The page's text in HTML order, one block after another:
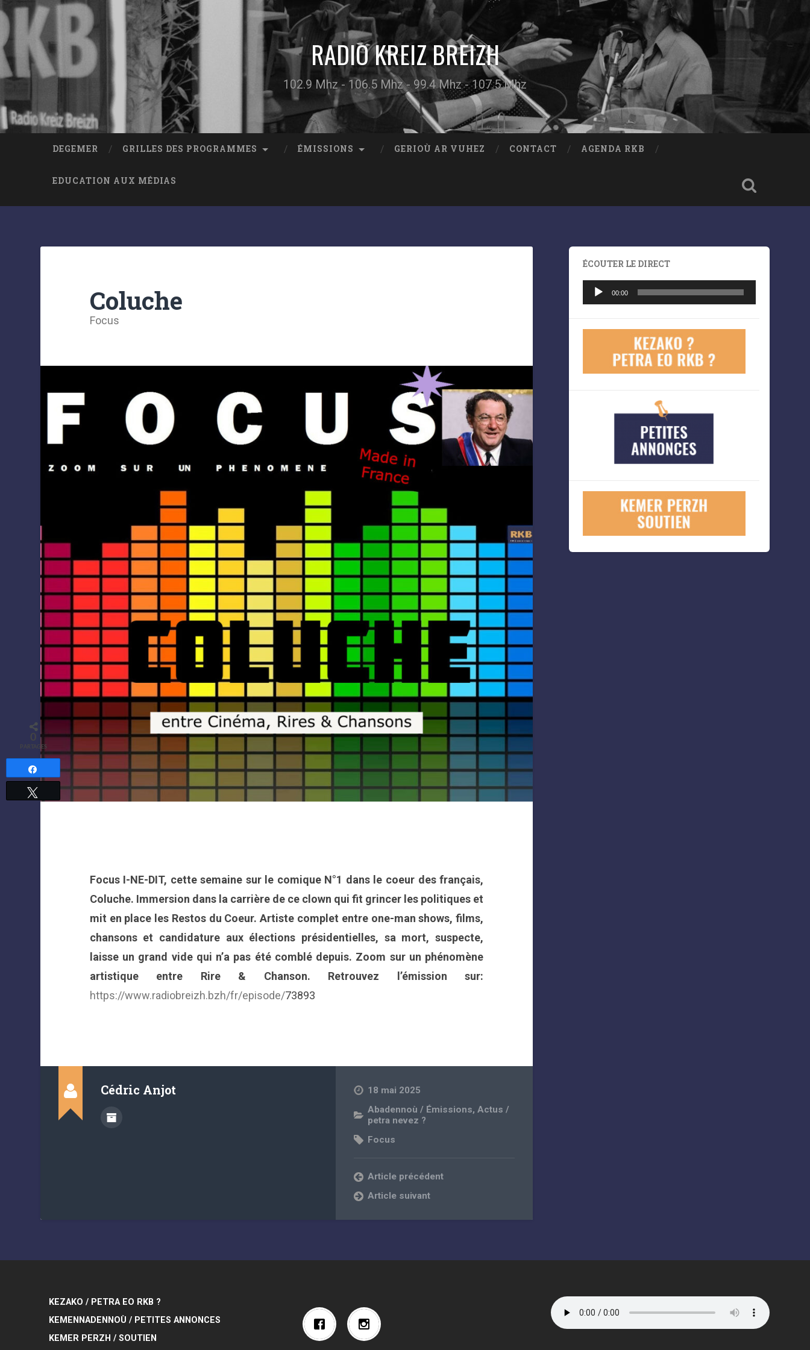
RADIO KREIZ BREIZH
102.9 Mhz - 106.5 Mhz - 99.4 Mhz - 107.5 Mhz
DEGEMER GRILLES DES PROGRAMMES ÉMISSIONS GERIOÙ AR VUHEZ CONTACT AGENDA RKB
EDUCATION AUX MÉDIAS
Coluche
Focus
Focus I-NE-DIT, cette semaine sur le comique N°1 dans le coeur des français,
Coluche. Immersion dans la carrière de ce clown qui fit grincer les politiques et
mit en place les Restos du Coeur. Artiste complet entre one-man shows, films,
chansons et candidature aux élections présidentielles, sa mort, suspecte,
laisse un grand vide qui n’a pas été comblé depuis. Zoom sur un phénomène
artistique entre Rire & Chanson.
Retrouvez l’émission sur:
https://www.radiobreizh.bzh/fr/episode/73893
Cédric Anjot
18 mai 2025
Abadennoù / Émissions,Actus /
petra nevez ?
Focus
Article précédent
Article suivant
ÉCOUTER LE DIRECT
Lecteur
audio
00:00
KEZAKO / PETRA EO RKB ?
KEMENNADENNOÙ / PETITES ANNONCES
KEMER PERZH / SOUTIEN
PARTAGES
Partagez
Tweetez